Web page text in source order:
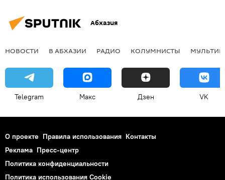
Абхазия
НОВОСТИ В АБХАЗИИ РАДИО КОЛУМНИСТЫ
Telegram Макс Дзен VK
О проекте Правила использования Контакты
Реклама Пресс-центр
Политика конфиденциальности
Политика использования Cookie